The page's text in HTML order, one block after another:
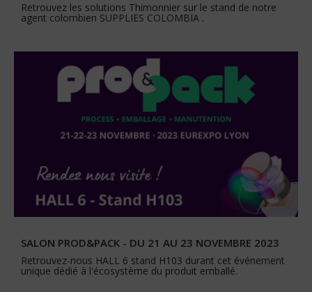
Retrouvez les solutions Thimonnier sur le stand de notre
agent colombien SUPPLIES COLOMBIA .
SALON PROD&PACK - DU 21 AU 23 NOVEMBRE 2023
Retrouvez-nous HALL 6 stand H103 durant cet événement
unique dédié à l'écosystème du produit emballé.